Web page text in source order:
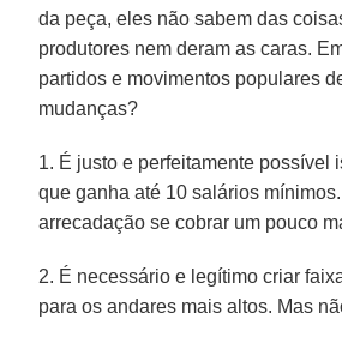
da peça, eles não sabem das
produtores nem deram as caras.
partidos e movimentos populares
mudanças?
1. É justo e perfeitamente possível
que ganha até 10 salários
arrecadação se cobrar um pouco
2. É necessário e legítimo criar
para os andares mais altos. Mas